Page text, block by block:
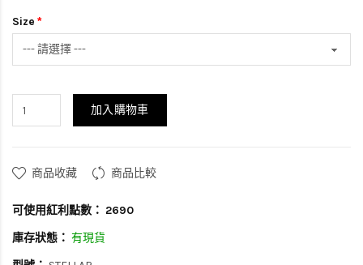
Size
加入購物車
商品收藏 商品比較
可使用紅利點數： 2690
庫存狀態： 有現貨